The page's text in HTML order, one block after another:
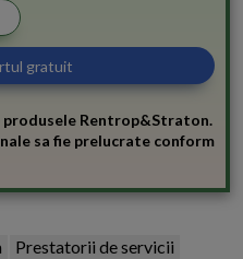
Rentrop&Straton.
sa fie prelucrate conform
Prestatorii de servicii